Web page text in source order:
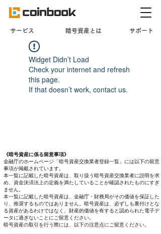
​サービス 暗号資産とは サポート
Widget Didn’t Load
Check your internet and refresh
this page.
If that doesn’t work, contact us.
《暗号資産に係る留意事項》
金融庁のホームページ「暗号資産交換業者登録一覧」には以下の留意
事項が掲載されています。
本一覧に記載した暗号資産は、取り扱う暗号資産交換業者に説明を求
め、資金決済法上の定義を満たしていることが確認されたものにすぎ
ません。
本一覧に記載した暗号資産は、金融庁・財務局がその価値を保証した
り、推奨するものではありません。暗号資産は、必ずしも裏付けとな
る資産があるわけではなく、財産的価値を有すると認められた電子デ
ータに過ぎないことにご留意ください。
暗号資産の取引を行う際には、以下の注意点にご留意ください。